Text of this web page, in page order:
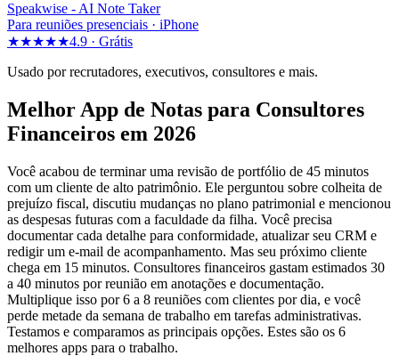
Speakwise - AI Note Taker
Para reuniões presenciais · iPhone
★★★★★4.9 · Grátis
Usado por recrutadores, executivos, consultores e mais.
Melhor App de Notas para Consultores
Financeiros em 2026
Você acabou de terminar uma revisão de portfólio de 45 minutos
com um cliente de alto patrimônio. Ele perguntou sobre colheita de
prejuízo fiscal, discutiu mudanças no plano patrimonial e mencionou
as despesas futuras com a faculdade da filha. Você precisa
documentar cada detalhe para conformidade, atualizar seu CRM e
redigir um e-mail de acompanhamento. Mas seu próximo cliente
chega em 15 minutos. Consultores financeiros gastam estimados 30
a 40 minutos por reunião em anotações e documentação.
Multiplique isso por 6 a 8 reuniões com clientes por dia, e você
perde metade da semana de trabalho em tarefas administrativas.
Testamos e comparamos as principais opções. Estes são os 6
melhores apps para o trabalho.